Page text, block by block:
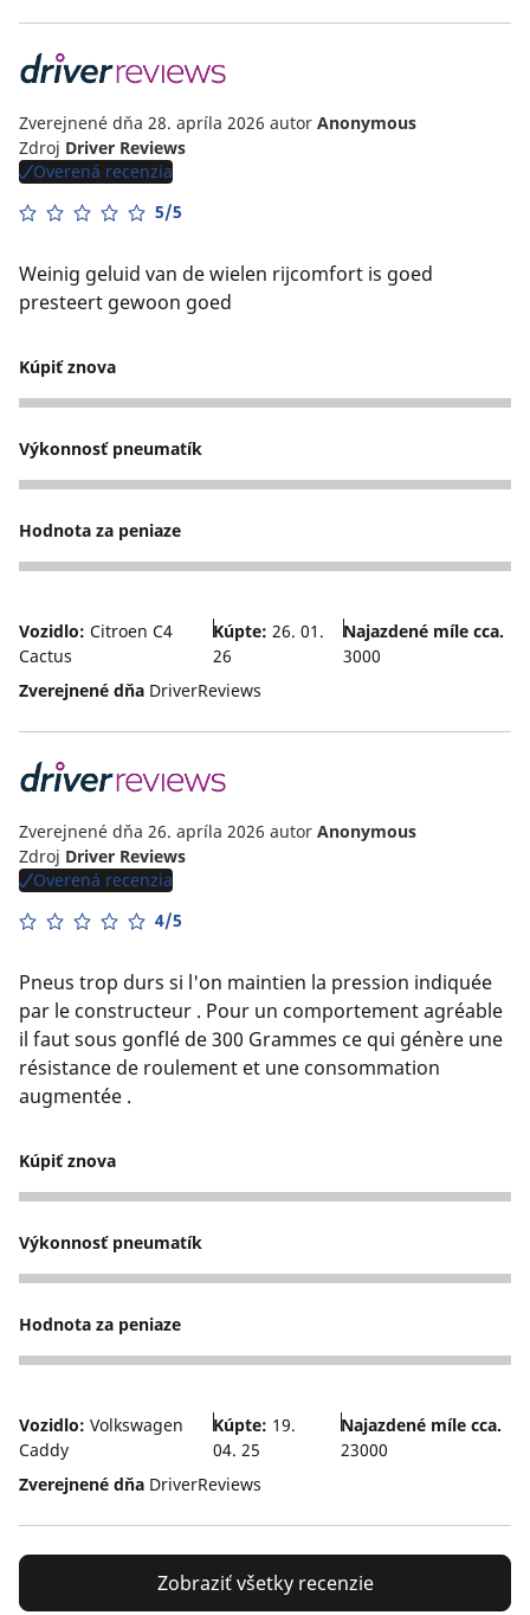
Zverejnené dňa 28. apríla 2026 autor Anonymous
Zdroj Driver Reviews
Overená recenzia
5/5
Weinig geluid van de wielen rijcomfort is goed
presteert gewoon goed
Kúpiť znova
5
Výkonnosť pneumatík
5
Hodnota za peniaze
5
Vozidlo: Citroen C4
Cactus
Kúpte: 26. 01.
26
Najazdené míle cca.
3000
Zverejnené dňa DriverReviews
Zverejnené dňa 26. apríla 2026 autor Anonymous
Zdroj Driver Reviews
Overená recenzia
4/5
Pneus trop durs si l'on maintien la pression indiquée
par le constructeur . Pour un comportement agréable
il faut sous gonflé de 300 Grammes ce qui génère une
résistance de roulement et une consommation
augmentée .
Kúpiť znova
2
Výkonnosť pneumatík
3
Hodnota za peniaze
3
Vozidlo: Volkswagen
Caddy
Kúpte: 19.
04. 25
Najazdené míle cca.
23000
Zverejnené dňa DriverReviews
Zobraziť všetky recenzie